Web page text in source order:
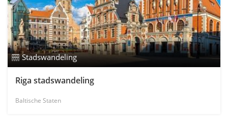
Stadswandeling
Riga stadswandeling
Baltische Staten